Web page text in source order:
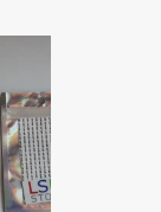
-
€2,500.00